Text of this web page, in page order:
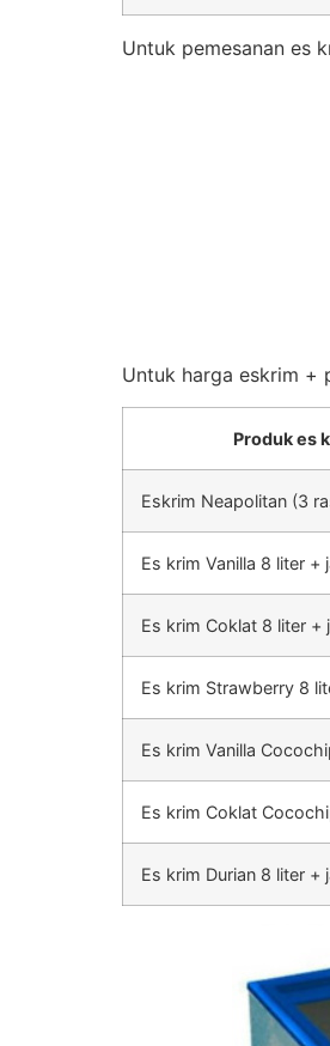
Untuk pemesanan es
Untuk harga eskrim +
Produk es
Eskrim Neapolitan (3
Es krim Vanilla 8 liter +
Es krim Coklat 8 liter +
Es krim Strawberry 8
Es krim Vanilla
Es krim Coklat
Es krim Durian 8 liter +